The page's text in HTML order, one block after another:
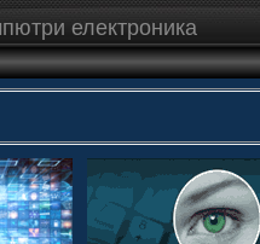
електроника